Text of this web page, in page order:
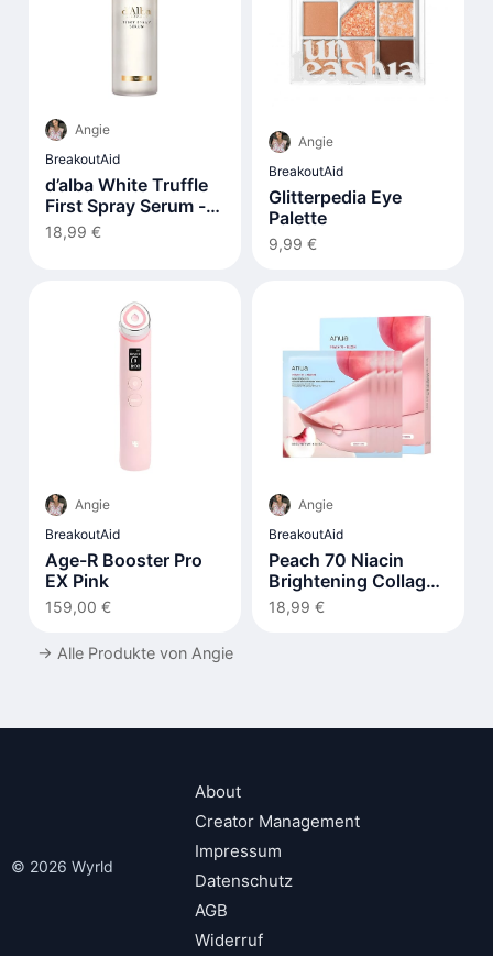
Angie
BreakoutAid
d’alba White Truffle
First Spray Serum -
100ml
18,99 €
Angie
BreakoutAid
Glitterpedia Eye
Palette
9,99 €
Angie
BreakoutAid
Age-R Booster Pro
EX Pink
159,00 €
Angie
BreakoutAid
Peach 70 Niacin
Brightening Collagen
Mask
18,99 €
→ Alle Produkte von Angie
© 2026 Wyrld
About
Creator Management
Impressum
Datenschutz
AGB
Widerruf